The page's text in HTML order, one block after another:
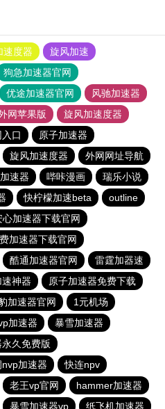
速度器
旋风加速
狗急加速器官网
优途加速器官网
风驰加速器
网苹果版
旋风加速度器
口
原子加速器
旋风加速度器
外网网址导航
速器 哔咔漫画
瑞乐小说
快柠檬加速beta
outline
心加速器下载官网
加速器下载官网
酷通加速器官网
雷霆加器速
神器
原子加速器免费下载
加速器官网
1元机场
加速器
暴雪加速器
久免费版
加速器
快连npv
老王vp官网
hammer加速器
暴雪加速器vp 纸飞机加速器